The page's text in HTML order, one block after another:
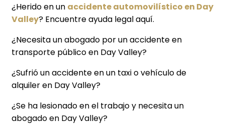
¿Herido en un accidente automovilístico en Day
Valley? Encuentre ayuda legal aquí.
¿Necesita un abogado por un accidente en
transporte público en Day Valley?
¿Sufrió un accidente en un taxi o vehículo de
alquiler en Day Valley?
¿Se ha lesionado en el trabajo y necesita un
abogado en Day Valley?